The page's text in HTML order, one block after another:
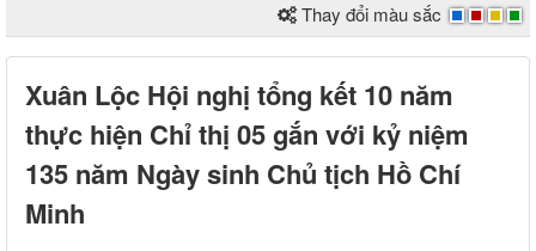
Thay đổi màu sắc
Xuân Lộc Hội nghị tổng kết 10 năm
thực hiện Chỉ thị 05 gắn với kỷ niệm
135 năm Ngày sinh Chủ tịch Hồ Chí
Minh